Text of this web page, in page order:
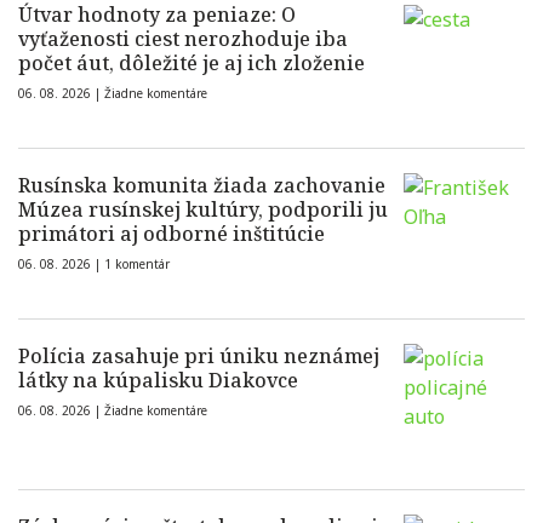
Útvar hodnoty za peniaze: O
vyťaženosti ciest nerozhoduje iba
počet áut, dôležité je aj ich zloženie
06. 08. 2026 | Žiadne komentáre
Rusínska komunita žiada zachovanie
Múzea rusínskej kultúry, podporili ju
primátori aj odborné inštitúcie
06. 08. 2026 | 1 komentár
Polícia zasahuje pri úniku neznámej
látky na kúpalisku Diakovce
06. 08. 2026 | Žiadne komentáre